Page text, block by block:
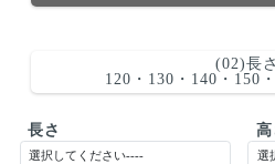
(02)長さ
120・130・140・150
長さ 高